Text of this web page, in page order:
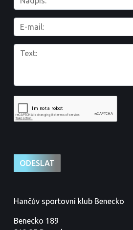
Hančův sportovní klub Benecko
Benecko 189